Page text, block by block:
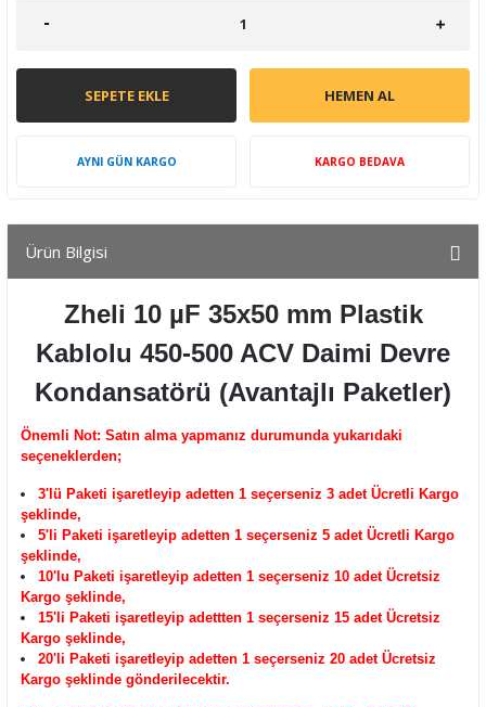
SEPETE EKLE HEMEN AL
AYNI GÜN KARGO KARGO BEDAVA
Ürün Bilgisi
Zheli 10 µF 35x50 mm Plastik
Kablolu 450-500 ACV Daimi Devre
Kondansatörü (Avantajlı Paketler)
Önemli Not: Satın alma yapmanız durumunda yukarıdaki
seçeneklerden;
3'lü Paketi işaretleyip adetten 1 seçerseniz 3 adet Ücretli Kargo
şeklinde,
5'li Paketi işaretleyip adetten 1 seçerseniz 5 adet Ücretli Kargo
şeklinde,
10'lu Paketi işaretleyip adetten 1 seçerseniz 10 adet Ücretsiz
Kargo şeklinde,
15'li Paketi işaretleyip adettten 1 seçerseniz 15 adet Ücretsiz
Kargo şeklinde,
20'li Paketi işaretleyip adetten 1 seçerseniz 20 adet Ücretsiz
Kargo şeklinde gönderilecektir.